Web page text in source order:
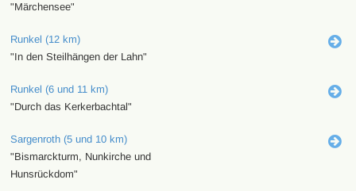
"Märchensee"
Runkel (12 km)
"In den Steilhängen der Lahn"
Runkel (6 und 11 km)
"Durch das Kerkerbachtal"
Sargenroth (5 und 10 km)
"Bismarckturm, Nunkirche und
Hunsrückdom"